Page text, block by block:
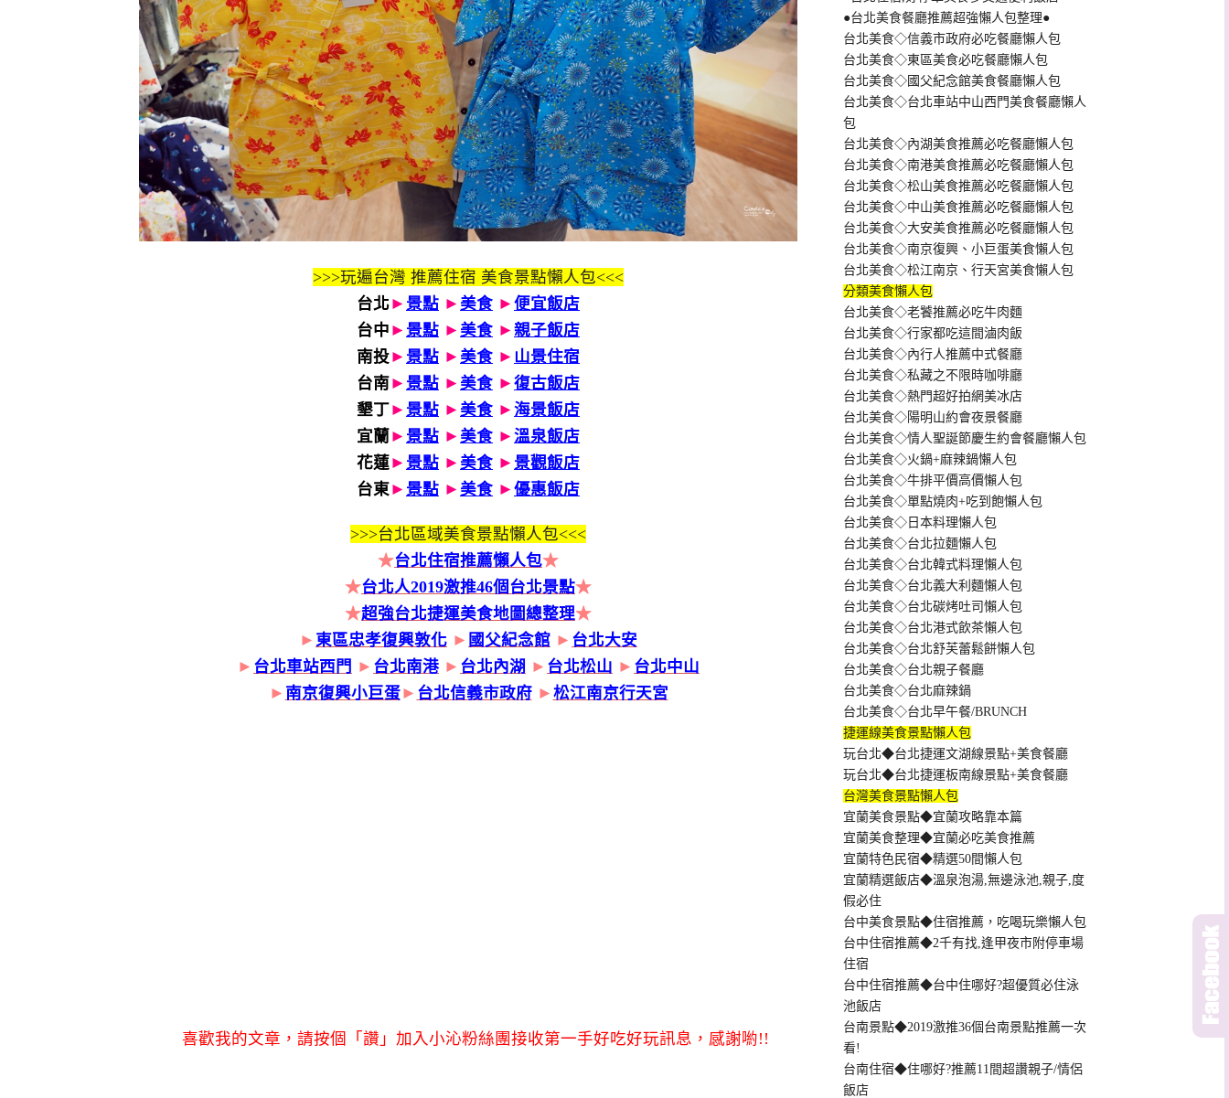
>>>玩遍台灣 推薦住宿 美食景點懶人包<<<
台北► 景點 ► 美食 ► 便宜飯店
台中 ► 景點 ► 美食 ► 親子飯店
南投► 景點 ► 美食 ► 山景住宿
台南► 景點 ► 美食 ► 復古飯店
墾丁► 景點 ► 美食 ► 海景飯店
宜蘭 ► 景點 ► 美食 ► 溫泉飯店
花蓮► 景點 ► 美食 ► 景觀飯店
台東► 景點 ► 美食 ► 優惠飯店
>>>台北區域美食景點懶人包<<<
★台北住宿推薦懶人包★
★台北人2019激推46個台北景點★
★超強台北捷運美食地圖總整理★
► 東區忠孝復興敦化 ► 國父紀念館 ► 台北大安
► 台北車站西門 ► 台北南港 ► 台北內湖 ► 台北松山 ► 台北中山
► 南京復興小巨蛋► 台北信義市政府► 松江南京行天宮
喜歡我的文章，請按個「讚」加入小沁粉絲團接收第一手好吃好玩訊息，感謝喲!!
●台北美食餐廳推薦超強懶人包整理●
台北美食◇信義市政府必吃餐廳懶人包
台北美食◇東區美食必吃餐廳懶人包
台北美食◇國父紀念館美食餐廳懶人包
台北美食◇台北車站中山西門美食餐廳懶人
包
台北美食◇內湖美食推薦必吃餐廳懶人包
台北美食◇南港美食推薦必吃餐廳懶人包
台北美食◇松山美食推薦必吃餐廳懶人包
台北美食◇中山美食推薦必吃餐廳懶人包
台北美食◇大安美食推薦必吃餐廳懶人包
台北美食◇南京復興、小巨蛋美食懶人包
台北美食◇松江南京、行天宮美食懶人包
分類美食懶人包
台北美食◇老饕推薦必吃牛肉麵
台北美食◇行家都吃這間滷肉飯
台北美食◇內行人推薦中式餐廳
台北美食◇私藏之不限時咖啡廳
台北美食◇熱門超好拍網美冰店
台北美食◇陽明山約會夜景餐廳
台北美食◇情人聖誕節慶生約會餐廳懶人包
台北美食◇火鍋+麻辣鍋懶人包
台北美食◇牛排平價高價懶人包
台北美食◇單點燒肉+吃到飽懶人包
台北美食◇日本料理懶人包
台北美食◇台北拉麵懶人包
台北美食◇台北韓式料理懶人包
台北美食◇台北義大利麵懶人包
台北美食◇台北碳烤吐司懶人包
台北美食◇台北港式飲茶懶人包
台北美食◇台北舒芙蕾鬆餅懶人包
台北美食◇台北親子餐廳
台北美食◇台北麻辣鍋
台北美食◇台北早午餐/BRUNCH
捷運線美食景點懶人包
玩台北◆台北捷運文湖線景點+美食餐廳
玩台北◆台北捷運板南線景點+美食餐廳
台灣美食景點懶人包
宜蘭美食景點◆宜蘭攻略靠本篇
宜蘭美食整理◆宜蘭必吃美食推薦
宜蘭特色民宿◆精選50間懶人包
宜蘭精選飯店◆溫泉泡湯,無邊泳池,親子,度
假必住
台中美食景點◆住宿推薦，吃喝玩樂懶人包
台中住宿推薦◆2千有找,逢甲夜市附停車場
住宿
台中住宿推薦◆台中住哪好?超優質必住泳
池飯店
台南景點◆2019激推36個台南景點推薦一次
看!
台南住宿◆住哪好?推薦11間超讚親子/情侶
飯店